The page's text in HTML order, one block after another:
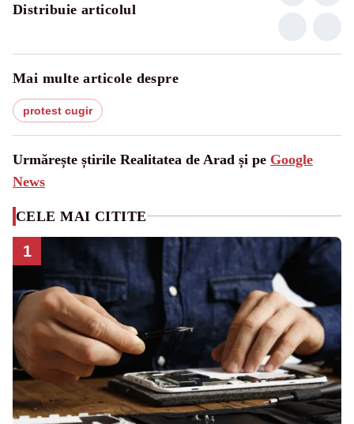
Distribuie articolul
Mai multe articole despre
protest cugir
Urmărește știrile Realitatea de Arad și pe Google
News
CELE MAI CITITE
1